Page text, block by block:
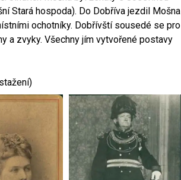
Stará hospoda). Do Dobříva jezdil Mošna
ochotníky. Dobřívští sousedé se pro
a zvyky. Všechny jím vytvořené postavy